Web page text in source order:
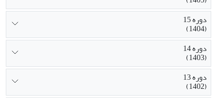
دوره 15
(1404)
دوره 14
(1403)
دوره 13
(1402)